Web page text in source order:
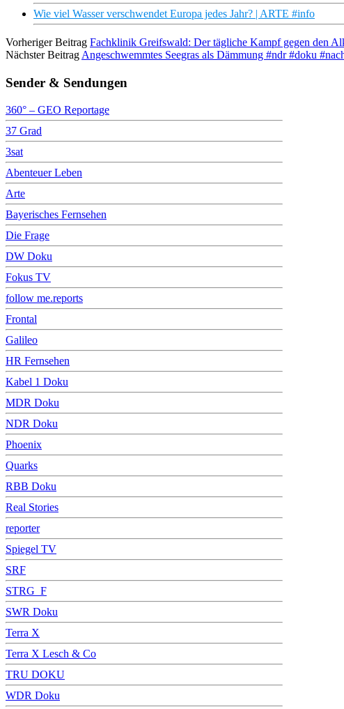
Wie viel Wasser verschwendet Europa jedes Jahr? | ARTE #info
Vorheriger Beitrag Fachklinik Greifswald: Der tägliche Kampf gegen den
Nächster Beitrag Angeschwemmtes Seegras als Dämmung #ndr #doku
Sender & Sendungen
360° – GEO Reportage
37 Grad
3sat
Abenteuer Leben
Arte
Bayerisches Fernsehen
Die Frage
DW Doku
Fokus TV
follow me.reports
Frontal
Galileo
HR Fernsehen
Kabel 1 Doku
MDR Doku
NDR Doku
Phoenix
Quarks
RBB Doku
Real Stories
reporter
Spiegel TV
SRF
STRG_F
SWR Doku
Terra X
Terra X Lesch & Co
TRU DOKU
WDR Doku